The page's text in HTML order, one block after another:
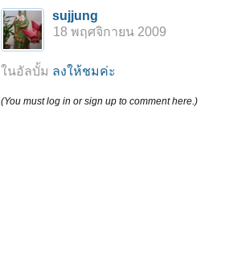
ติดต่อเรา ช่วยเหลือ
sujjung
18 พฤศจิกายน 2009
ในอัลบั้ม ลงให้ชมค่ะ
(You must log in or sign up to comment here.)